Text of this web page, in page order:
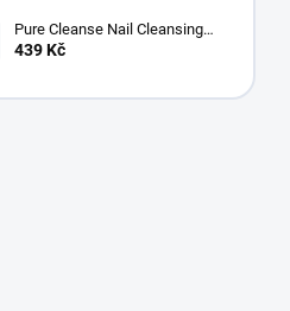
Pure Cleanse Nail Cleansing
Spray 120ml - MORGAN
439 Kč